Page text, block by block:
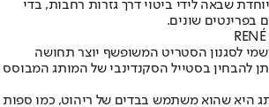
שבאה לידי ביטוי דרך גזרות רחבות, בדי
בפרינטים שונים.
לסגנון הסטריט המשופשף יוצר תחושה
להבחין בסטייל הסקנדינבי של המותג המבוסס
היא שהוא משתמש בבדים של ריהוט, כמו ספות